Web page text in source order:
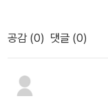
어.'우화의 형식을 빌
점이 어린이 그림책 작
로 세워놓고 잠을 자
해진 아이는 드디어 그
운 이야기가 펼쳐진다.
고 쟁탈전을 벌인다.
공감 (0) 댓글 (0)